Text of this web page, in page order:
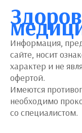
Информация,
сайте, носит
характер и не
офертой.
Имеются
необходимо
со специалистом.